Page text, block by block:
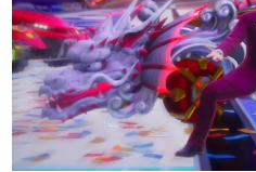
若ゲのいたり〜ゲ
『うつヌケ』『ペンと
一先生によるゲーム業
なんでゲームは面
ゲーム開発者・
具体的な形から解き明
です。